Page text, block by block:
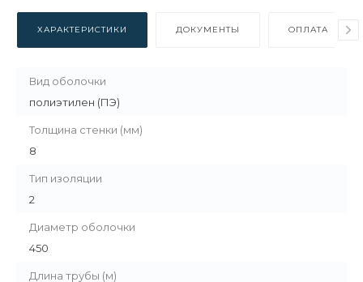
ХАРАКТЕРИСТИКИ ДОКУМЕНТЫ ОПЛАТА
Вид оболочки
полиэтилен (ПЭ)
Толщина стенки (мм)
8
Тип изоляции
2
Диаметр оболочки
450
Длина трубы (м)